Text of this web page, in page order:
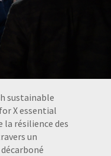
sustainable
X essential
résilience des
un